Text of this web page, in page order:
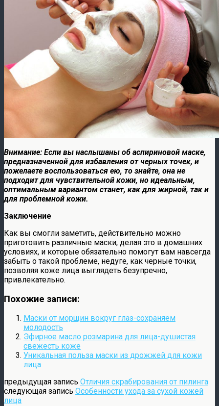
Внимание: Если вы наслышаны об аспириновой маске,
предназначенной для избавления от черных точек, и
пожелаете воспользоваться ею, то знайте, она не
подходит для чувствительной кожи, но идеальным,
оптимальным вариантом станет, как для жирной, так и
для проблемной кожи.
Заключение
Как вы смогли заметить, действительно можно
приготовить различные маски, делая это в домашних
условиях, и которые обязательно помогут вам навсегда
забыть о такой проблеме, недуге, как черные точки,
позволяя коже лица выглядеть безупречно,
привлекательно.
Похожие записи:
Маски от морщин вокруг глаз-сохраняем
молодость
Эфирное масло розмарина для лица-душистая
свежесть коже
Уникальная польза маски из дрожжей для кожи
лица
предыдущая запись Отличия скрабирования от пилинга
следующая запись Особенности ухода за сухой кожей
лица